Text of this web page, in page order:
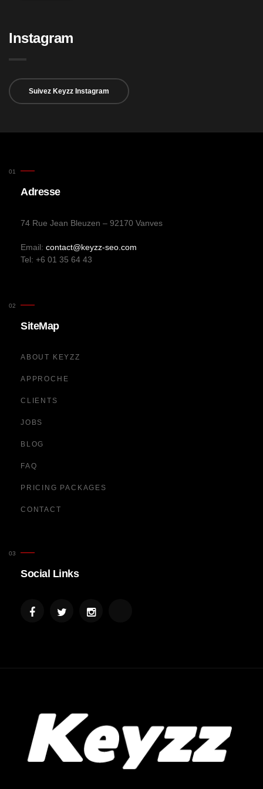
Instagram
Suivez Keyzz Instagram
Adresse
74 Rue Jean Bleuzen – 92170 Vanves
Email: contact@keyzz-seo.com
Tel: +6 01 35 64 43
SiteMap
ABOUT KEYZZ
APPROCHE
CLIENTS
JOBS
BLOG
FAQ
PRICING PACKAGES
CONTACT
Social Links